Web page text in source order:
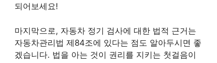
되어보세요!
마지막으로, 자동차 정기 검사에 대한 법적 근거는
자동차관리법 제84조에 있다는 점도 알아두시면 좋
겠습니다. 법을 아는 것이 권리를 지키는 첫걸음이